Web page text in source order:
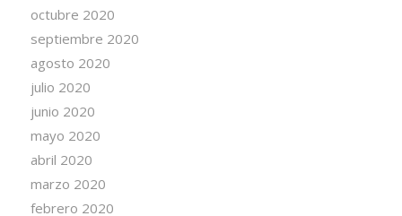
octubre 2020
septiembre 2020
agosto 2020
julio 2020
junio 2020
mayo 2020
abril 2020
marzo 2020
febrero 2020